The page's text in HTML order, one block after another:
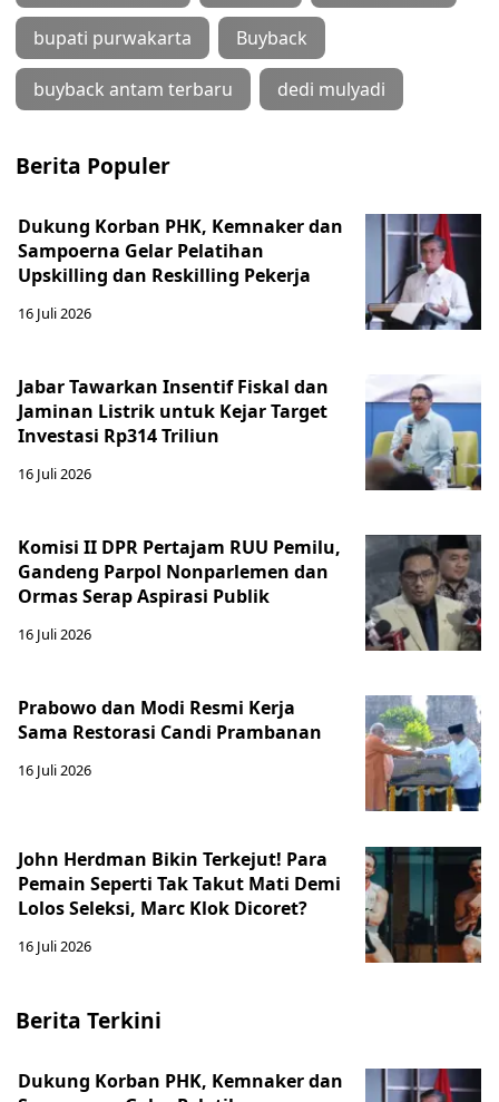
bupati purwakarta Buyback
buyback antam terbaru dedi mulyadi
Berita Populer
Dukung Korban PHK, Kemnaker dan
Sampoerna Gelar Pelatihan
Upskilling dan Reskilling Pekerja
16 Juli 2026
Jabar Tawarkan Insentif Fiskal dan
Jaminan Listrik untuk Kejar Target
Investasi Rp314 Triliun
16 Juli 2026
Komisi II DPR Pertajam RUU Pemilu,
Gandeng Parpol Nonparlemen dan
Ormas Serap Aspirasi Publik
16 Juli 2026
Prabowo dan Modi Resmi Kerja
Sama Restorasi Candi Prambanan
16 Juli 2026
John Herdman Bikin Terkejut! Para
Pemain Seperti Tak Takut Mati Demi
Lolos Seleksi, Marc Klok Dicoret?
16 Juli 2026
Berita Terkini
Dukung Korban PHK, Kemnaker dan